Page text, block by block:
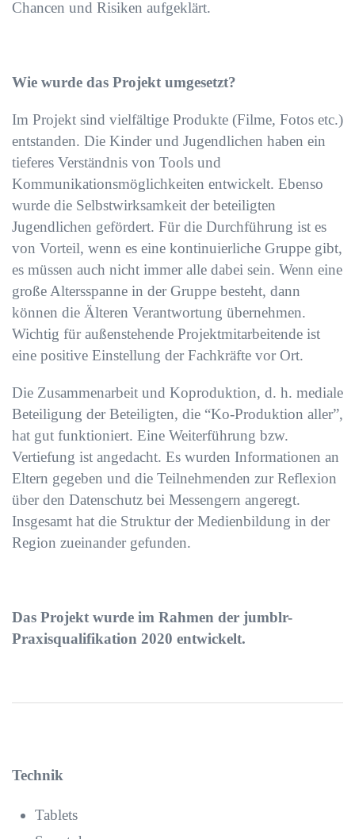
Chancen und Risiken aufgeklärt.
Wie wurde das Projekt umgesetzt?
Im Projekt sind vielfältige Produkte (Filme, Fotos etc.)
entstanden. Die Kinder und Jugendlichen haben ein
tieferes Verständnis von Tools und
Kommunikationsmöglichkeiten entwickelt. Ebenso
wurde die Selbstwirksamkeit der beteiligten
Jugendlichen gefördert. Für die Durchführung ist es
von Vorteil, wenn es eine kontinuierliche Gruppe gibt,
es müssen auch nicht immer alle dabei sein. Wenn eine
große Altersspanne in der Gruppe besteht, dann
können die Älteren Verantwortung übernehmen.
Wichtig für außenstehende Projektmitarbeitende ist
eine positive Einstellung der Fachkräfte vor Ort.
Die Zusammenarbeit und Koproduktion, d. h. mediale
Beteiligung der Beteiligten, die “Ko-Produktion aller”,
hat gut funktioniert. Eine Weiterführung bzw.
Vertiefung ist angedacht. Es wurden Informationen an
Eltern gegeben und die Teilnehmenden zur Reflexion
über den Datenschutz bei Messengern angeregt.
Insgesamt hat die Struktur der Medienbildung in der
Region zueinander gefunden.
Das Projekt wurde im Rahmen der jumblr-
Praxisqualifikation 2020 entwickelt.
Technik
Tablets